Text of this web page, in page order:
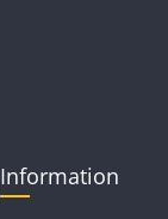
Information